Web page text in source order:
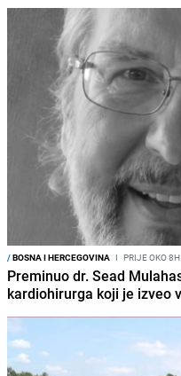
/BOSNA I HERCEGOVINA I PRIJE OKO 8H
Preminuo dr. Sead
kardiohirurga koji je izveo